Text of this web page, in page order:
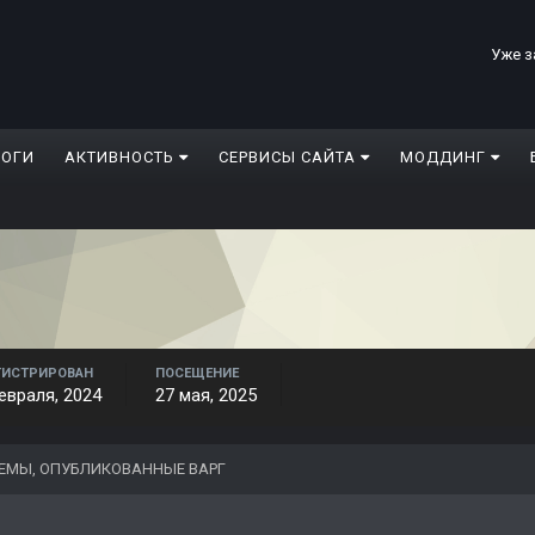
Уже
АКТИВНОСТЬ СЕРВИСЫ САЙТА МОДДИНГ
2024
ПОСЕЩЕНИЕ
27 мая, 2025
ОПУБЛИКОВАННЫЕ ВАРГ